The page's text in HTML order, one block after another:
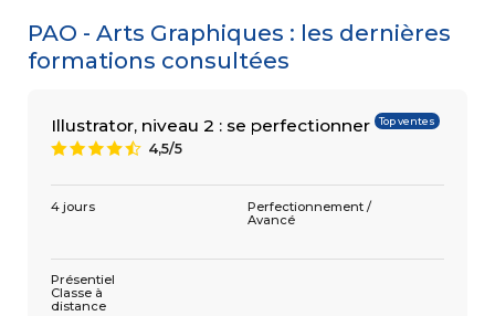
Digital & Multimédia
InDesign, niveau 2 : se perfectionner
1 920 €
4 jours
PAO - Arts Graphiques : les dernières
formations consultées
Illustrator, niveau 2 : se perfectionner Top ventes
9 4,5/5
4 jours
Perfectionnement /
Avancé
Présentiel
Classe à
distance